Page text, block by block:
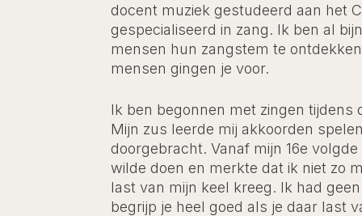
docent muziek gestudeerd aan het
gespecialiseerd in zang. Ik ben al
mensen hun zangstem te
mensen gingen je voor.
Ik ben begonnen met zingen
Mijn zus leerde mij akkoorden
doorgebracht. Vanaf mijn 16e
wilde doen en merkte dat ik niet zo
last van mijn keel kreeg. Ik had
begrijp je heel goed als je daar last